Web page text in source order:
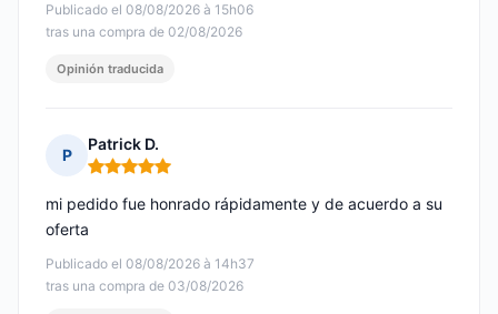
Publicado el 08/08/2026 à 15h06
tras una compra de 02/08/2026
Opinión traducida
P
Patrick D.
Nota: 5 de 5
Publicado el 08/08/2026 à 14h37
tras una compra de 03/08/2026
mi pedido fue honrado rápidamente y de acuerdo a su
oferta